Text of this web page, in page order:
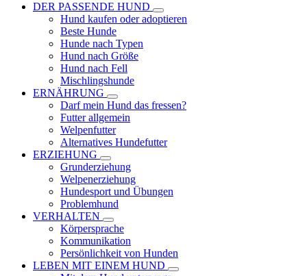
DER PASSENDE HUND
Hund kaufen oder adoptieren
Beste Hunde
Hunde nach Typen
Hund nach Größe
Hund nach Fell
Mischlingshunde
ERNÄHRUNG
Darf mein Hund das fressen?
Futter allgemein
Welpenfutter
Alternatives Hundefutter
ERZIEHUNG
Grunderziehung
Welpenerziehung
Hundesport und Übungen
Problemhund
VERHALTEN
Körpersprache
Kommunikation
Persönlichkeit von Hunden
LEBEN MIT EINEM HUND